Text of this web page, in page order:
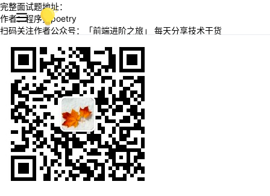
完整面试题地址：
作者：程序员poetry
扫码关注作者公众号：「前端进阶之旅」 每天分享技术干货